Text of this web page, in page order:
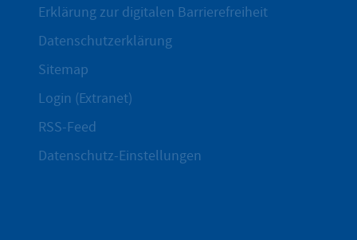
Erklärung zur digitalen Barrierefreiheit
Datenschutzerklärung
Sitemap
Login (Extranet)
RSS-Feed
Datenschutz-Einstellungen